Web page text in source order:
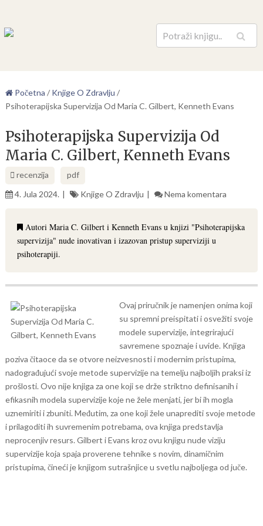
Pretraga
Početna / Knjige O Zdravlju /
Psihoterapijska Supervizija Od Maria C. Gilbert, Kenneth Evans
Psihoterapijska Supervizija Od
Maria C. Gilbert, Kenneth Evans
recenzija
pdf
4. Jula 2024.
Knjige O Zdravlju Nema komentara
Autori Maria C. Gilbert i Kenneth Evans u knjizi "Psihoterapijska
supervizija" nude inovativan i izazovan pristup superviziji u
psihoterapiji.
Ovaj priručnik je namenjen onima koji
su spremni preispitati i osvežiti svoje
modele supervizije, integrirajući
savremene spoznaje i uvide. Knjiga
poziva čitaoce da se otvore neizvesnosti i modernim pristupima,
nadograđujući svoje metode supervizije na temelju najboljih praksi iz
prošlosti. Ovo nije knjiga za one koji se drže striktno definisanih i
efikasnih modela supervizije koje ne žele menjati, jer bi ih mogla
uznemiriti i zbuniti. Međutim, za one koji žele unaprediti svoje metode
i prilagoditi ih suvremenim potrebama, ova knjiga predstavlja
neprocenjiv resurs. Gilbert i Evans kroz ovu knjigu nude viziju
supervizije koja spaja proverene tehnike s novim, dinamičnim
pristupima, čineći je knjigom sutrašnjice u svetlu najboljega od juče.